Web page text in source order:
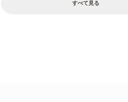
すべて見る